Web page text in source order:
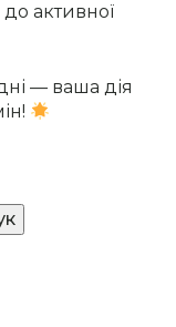
до активної
— ваша дія